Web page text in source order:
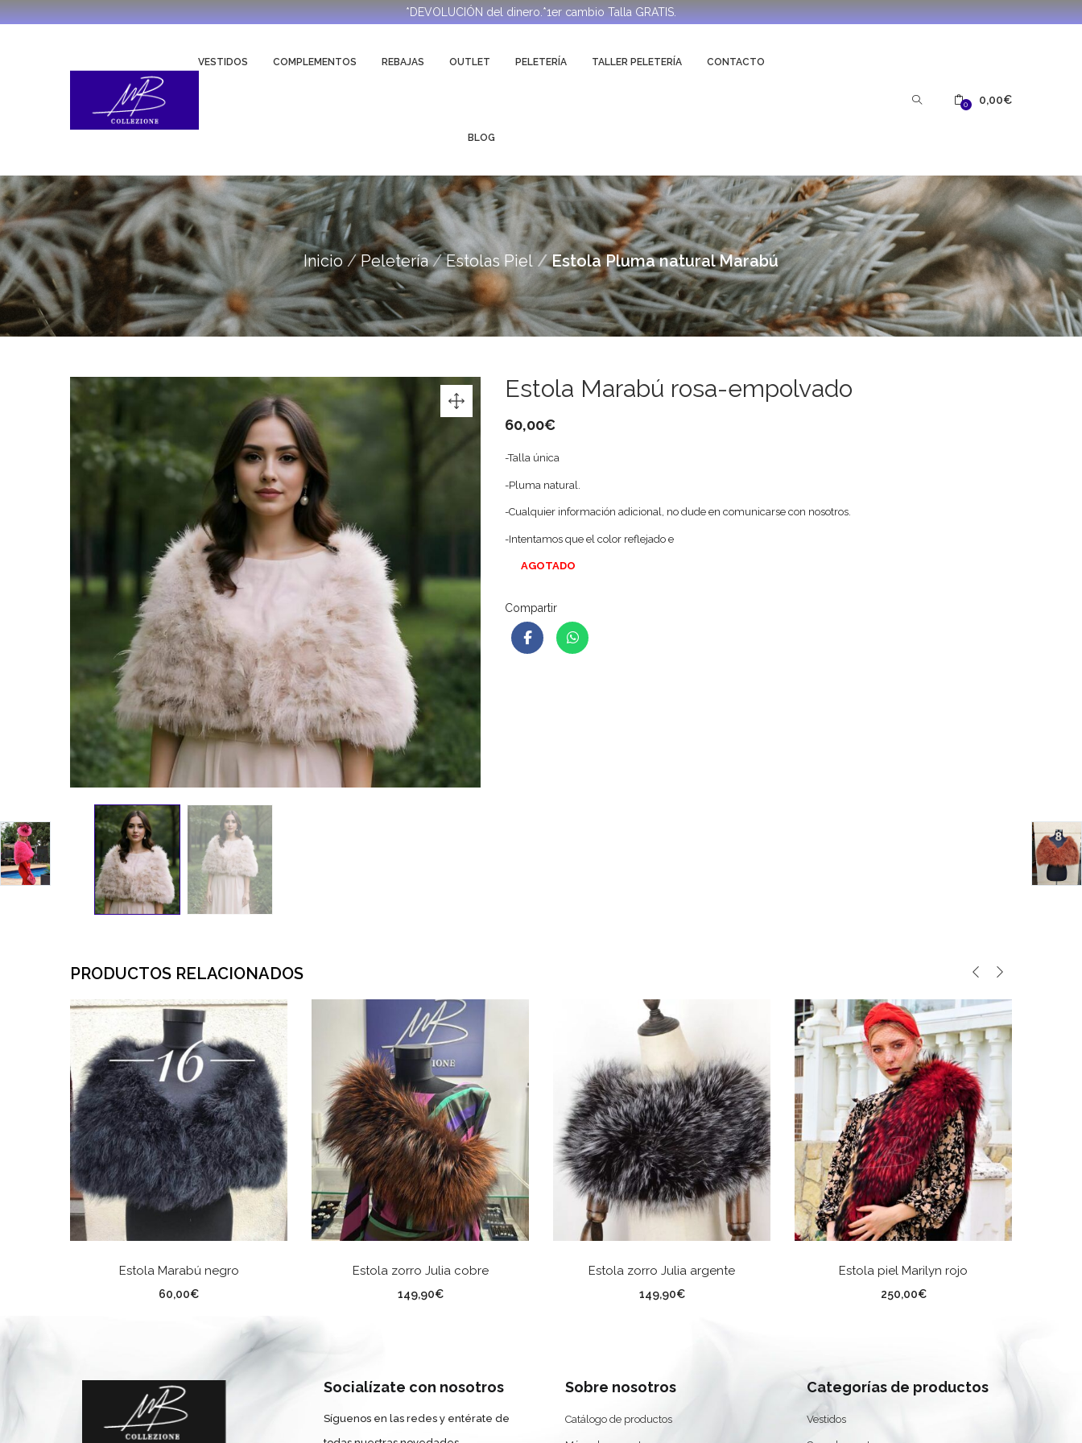
*DEVOLUCIÓN del dinero.*1er cambio Talla GRATIS.
VESTIDOS COMPLEMENTOS REBAJAS OUTLET PELETERÍA TALLER PELETERÍA CONTACTO
BLOG
0 0,00€
Inicio Peletería Estolas Piel Estola Pluma natural Marabú
Estola Marabú rosa-empolvado
60,00€
-Talla única
-Pluma natural.
-Cualquier información adicional, no dude en comunicarse con nosotros.
-Intentamos que el color reflejado e
AGOTADO
Compartir
PRODUCTOS RELACIONADOS
Estola Marabú negro
60,00€
Estola zorro Julia cobre
149,90€
Estola zorro Julia argente
149,90€
Estola piel Marilyn rojo
250,00€
Socialízate con nosotros
Síguenos en las redes y entérate de
Sobre nosotros
Catálogo de productos
Categorías de productos
Vestidos